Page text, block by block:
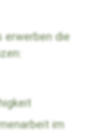
erwerben die
im